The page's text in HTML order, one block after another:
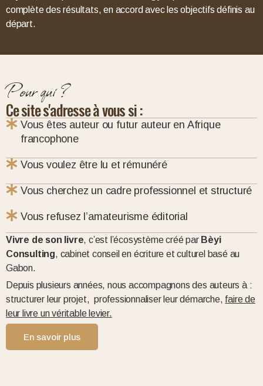
complète des résultats, en accord avec les objectifs définis au
départ.
Pour qui ?
Ce site s'adresse à vous si :
Vous êtes auteur ou futur auteur en Afrique
francophone
Vous voulez être lu et rémunéré
Vous cherchez un cadre professionnel et structuré
Vous refusez l’amateurisme éditorial
Vivre de son livre, c’est l’écosystème créé par Bèyi
Consulting, cabinet conseil en écriture et culturel basé au
Gabon.
Depuis plusieurs années, nous accompagnons des auteurs à :
structurer leur projet, professionnaliser leur démarche, faire de
leur livre un véritable levier.
En savoir plus